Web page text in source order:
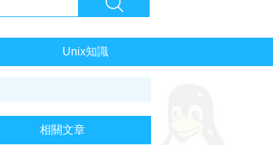
Unix知識
相關文章